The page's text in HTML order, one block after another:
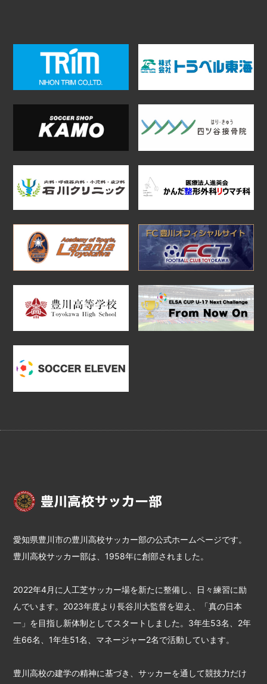
愛知県豊川市の豊川高校サッカー部の公式ホームページです。
豊川高校サッカー部は、1958年に創部されました。
2022年4月に人工芝サッカー場を新たに整備し、日々練習に励
んでいます。2023年度より長谷川大監督を迎え、「真の日本
一」を目指し新体制としてスタートしました。3年生53名、2年
生66名、1年生51名、マネージャー2名で活動しています。
豊川高校の建学の精神に基づき、サッカーを通して競技力だけ